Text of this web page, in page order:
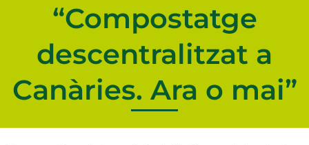
“Compostatge
descentralitzat a
Canàries. Ara o mai”